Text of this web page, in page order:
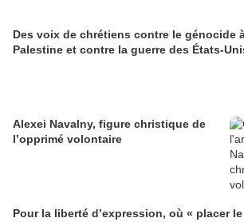
Des voix de chrétiens contre le génocide
Palestine et contre la guerre des États-
Alexei Navalny, figure christique de
l’opprimé volontaire
Pour la liberté d’expression, où « placer